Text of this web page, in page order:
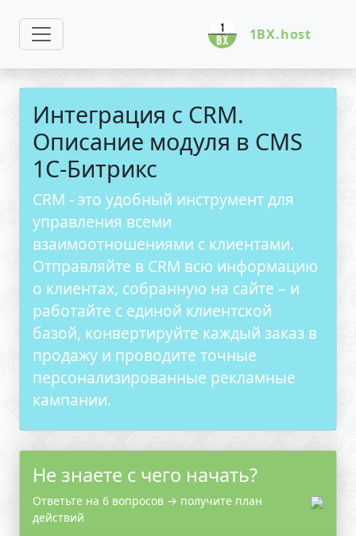
1BX.host
Интеграция с CRM.
Описание модуля в CMS
1С-Битрикс
CRM - это удобный инструмент для
управления всеми
взаимоотношениями с клиентами.
Отправляйте в CRM всю информацию
о клиентах, собранную на сайте – и
работайте с единой клиентской
базой, конвертируйте каждый заказ в
продажу и проводите точные
персонализированные рекламные
кампании.
Не знаете с чего начать?
Ответьте на 6 вопросов → получите план
действий